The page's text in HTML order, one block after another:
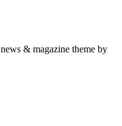
& magazine theme by